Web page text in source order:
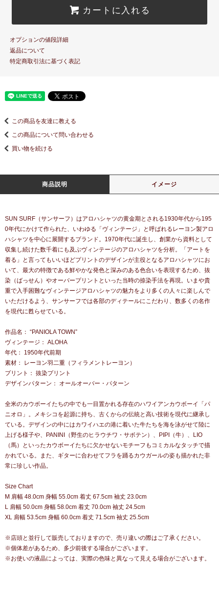
カートに入れる
オプションの値段詳細
返品について
特定商取引法に基づく表記
この商品を友達に教える
この商品について問い合わせる
買い物を続ける
商品説明 イメージ
SUN SURF（サンサーフ）はアロハシャツの黄金期とされる1930年代から195
0年代にかけて作られた、いわゆる「ヴィンテージ」と呼ばれるレーヨン製アロ
ハシャツを中心に展開するブランド。1970年代に誕生し、創業から資料として
収集し続けた数千着にも及ぶヴィンテージのアロハシャツを分析。「アートを
着る」と言ってもいいほどプリントのデザインが主役となるアロハシャツにお
いて、最大の特徴である鮮やかな発色と深みのある色合いを表現するため、抜
染（ばっせん）やオーバープリントといった当時の捺染手法を再現。いまや貴
重で入手困難なヴィンテージアロハシャツの魅力をより多くの人々に楽しんで
いただけるよう、サンサーフでは各部のディテールにこだわり、数多くの名作
を現代に甦らせている。
作品名： “PANIOLA TOWN”
ヴィンテージ： ALOHA
年代： 1950年代前期
素材： レーヨン羽二重（フィラメントレーヨン）
プリント： 抜染プリント
デザインパターン： オールオーバー・パターン
全米のカウボーイたちの中でも一目置かれる存在のハワイアンカウボーイ「パ
ニオロ」。メキシコを起源に持ち、古くからの伝統と高い技術を現代に継承し
ている。デザインの中にはカワイハエの港に着いた牛たちを海を泳がせて陸に
上げる様子や、PANINI（野生のヒラウチワ・サボテン）、PIPI（牛）、LIO
（馬）といったカウボーイたちに欠かせないモチーフもコミカルなタッチで描
かれている。また、ギターに合わせてフラを踊るカウガールの姿も描かれた非
常に珍しい作品。
Size Chart
M 肩幅 48.0cm 身幅 55.0cm 着丈 67.5cm 袖丈 23.0cm
L 肩幅 50.0cm 身幅 58.0cm 着丈 70.0cm 袖丈 24.5cm
XL 肩幅 53.5cm 身幅 60.0cm 着丈 71.5cm 袖丈 25.5cm
※店頭と並行して販売しておりますので、売り違いの際はご了承ください。
※個体差があるため、多少前後する場合がございます。
※お使いの液晶によっては、実際の色味と異なって見える場合がございます。